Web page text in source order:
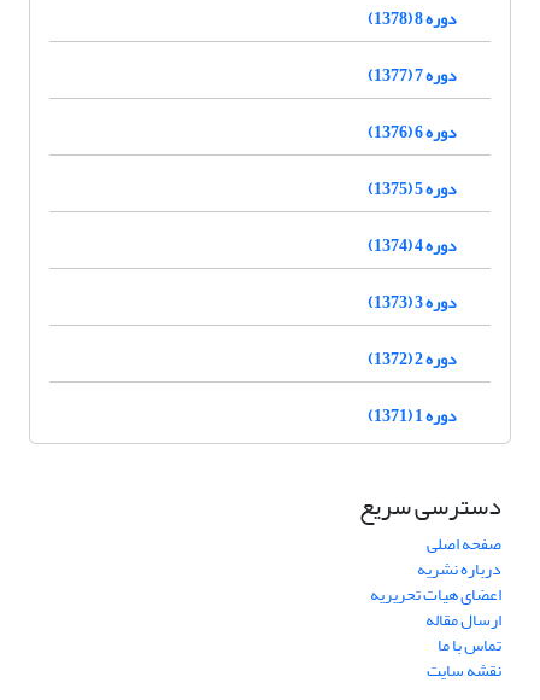
دوره 8 (1378)
دوره 7 (1377)
دوره 6 (1376)
دوره 5 (1375)
دوره 4 (1374)
دوره 3 (1373)
دوره 2 (1372)
دوره 1 (1371)
دسترسی سریع
صفحه اصلی
درباره نشریه
اعضای هیات تحریریه
ارسال مقاله
تماس با ما
نقشه سایت